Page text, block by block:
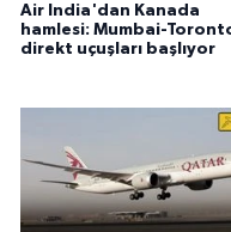
Air India'dan Kanada
hamlesi: Mumbai-
direkt uçuşları başlıyor